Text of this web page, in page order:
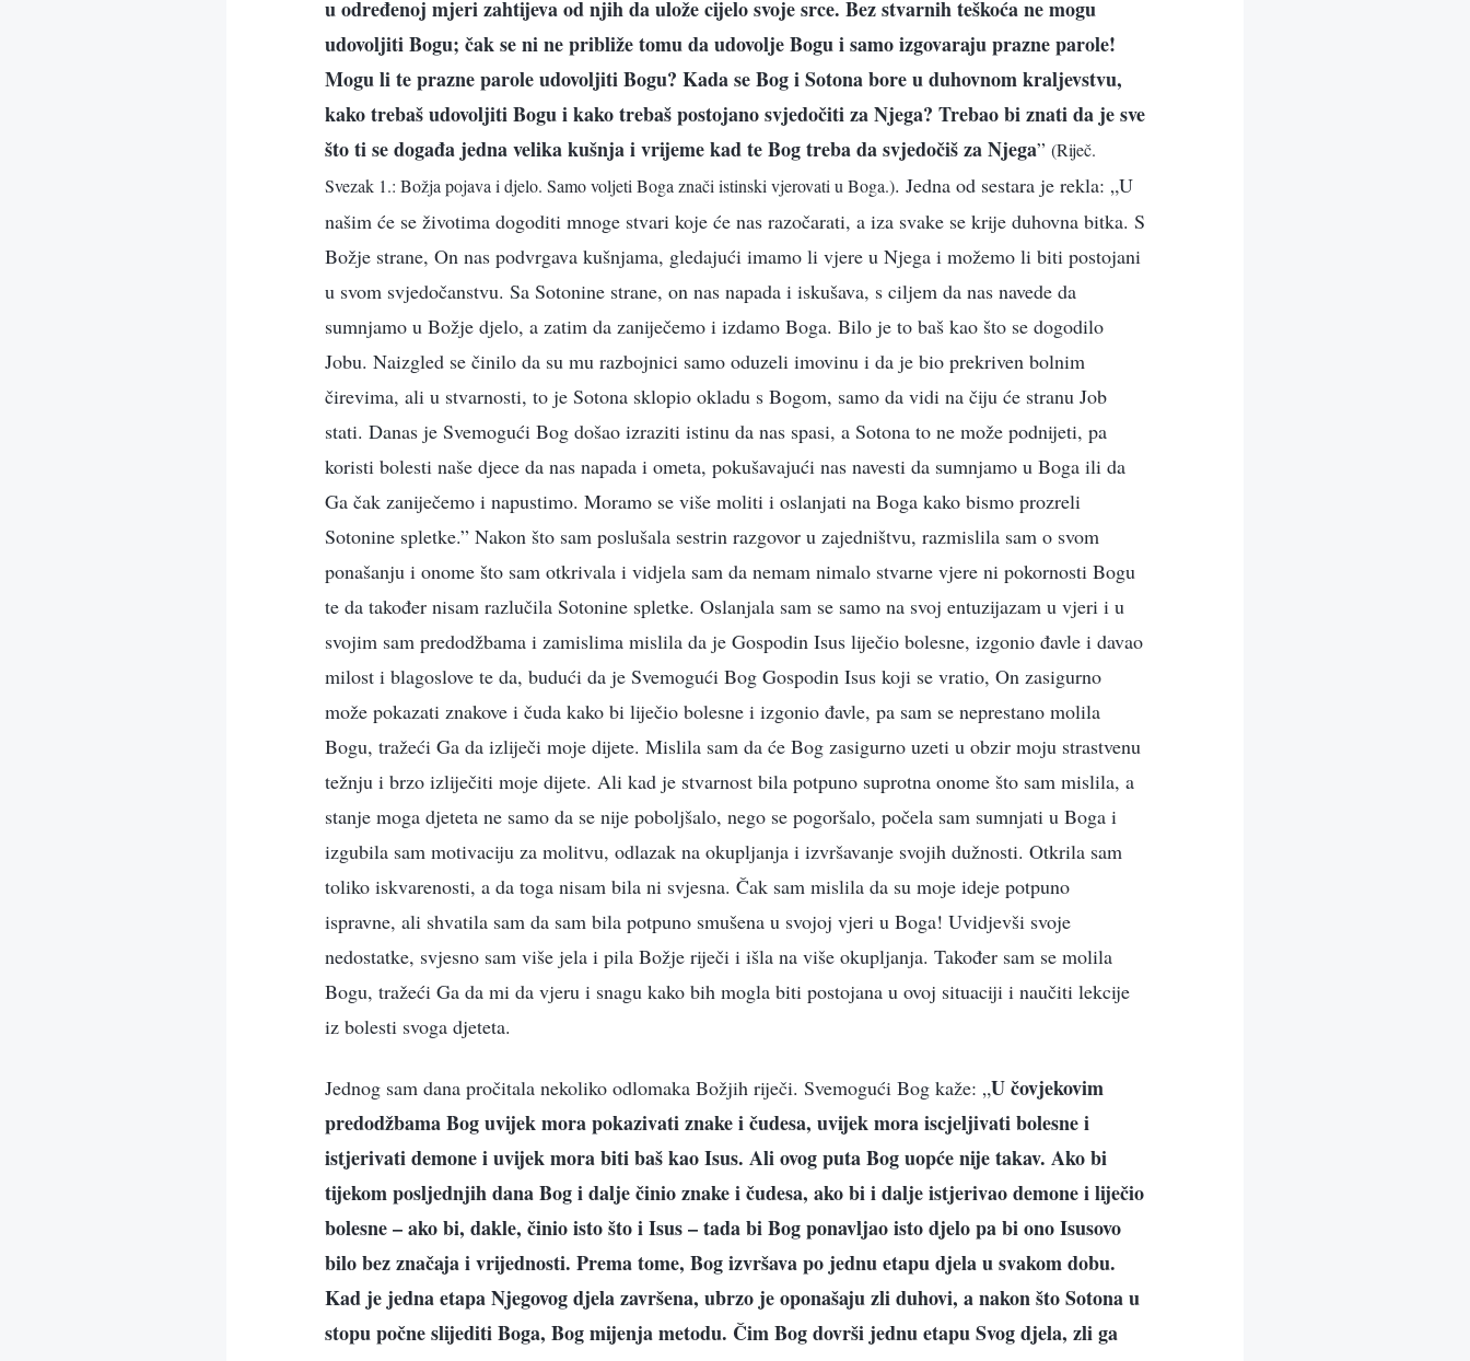
u određenoj mjeri zahtijeva od njih da ulože cijelo svoje srce. Bez stvarnih teškoća ne mogu
udovoljiti Bogu; čak se ni ne približe tomu da udovolje Bogu i samo izgovaraju prazne parole!
Mogu li te prazne parole udovoljiti Bogu? Kada se Bog i Sotona bore u duhovnom kraljevstvu,
kako trebaš udovoljiti Bogu i kako trebaš postojano svjedočiti za Njega? Trebao bi znati da je sve
što ti se događa jedna velika kušnja i vrijeme kad te Bog treba da svjedočiš za Njega” (Riječ.
Svezak 1.: Božja pojava i djelo. Samo voljeti Boga znači istinski vjerovati u Boga.). Jedna od sestara je rekla: „U
našim će se životima dogoditi mnoge stvari koje će nas razočarati, a iza svake se krije duhovna bitka. S
Božje strane, On nas podvrgava kušnjama, gledajući imamo li vjere u Njega i možemo li biti postojani
u svom svjedočanstvu. Sa Sotonine strane, on nas napada i iskušava, s ciljem da nas navede da
sumnjamo u Božje djelo, a zatim da zaniječemo i izdamo Boga. Bilo je to baš kao što se dogodilo
Jobu. Naizgled se činilo da su mu razbojnici samo oduzeli imovinu i da je bio prekriven bolnim
čirevima, ali u stvarnosti, to je Sotona sklopio okladu s Bogom, samo da vidi na čiju će stranu Job
stati. Danas je Svemogući Bog došao izraziti istinu da nas spasi, a Sotona to ne može podnijeti, pa
koristi bolesti naše djece da nas napada i ometa, pokušavajući nas navesti da sumnjamo u Boga ili da
Ga čak zaniječemo i napustimo. Moramo se više moliti i oslanjati na Boga kako bismo prozreli
Sotonine spletke.” Nakon što sam poslušala sestrin razgovor u zajedništvu, razmislila sam o svom
ponašanju i onome što sam otkrivala i vidjela sam da nemam nimalo stvarne vjere ni pokornosti Bogu
te da također nisam razlučila Sotonine spletke. Oslanjala sam se samo na svoj entuzijazam u vjeri i u
svojim sam predodžbama i zamislima mislila da je Gospodin Isus liječio bolesne, izgonio đavle i davao
milost i blagoslove te da, budući da je Svemogući Bog Gospodin Isus koji se vratio, On zasigurno
može pokazati znakove i čuda kako bi liječio bolesne i izgonio đavle, pa sam se neprestano molila
Bogu, tražeći Ga da izliječi moje dijete. Mislila sam da će Bog zasigurno uzeti u obzir moju strastvenu
težnju i brzo izliječiti moje dijete. Ali kad je stvarnost bila potpuno suprotna onome što sam mislila, a
stanje moga djeteta ne samo da se nije poboljšalo, nego se pogoršalo, počela sam sumnjati u Boga i
izgubila sam motivaciju za molitvu, odlazak na okupljanja i izvršavanje svojih dužnosti. Otkrila sam
toliko iskvarenosti, a da toga nisam bila ni svjesna. Čak sam mislila da su moje ideje potpuno
ispravne, ali shvatila sam da sam bila potpuno smušena u svojoj vjeri u Boga! Uvidjevši svoje
nedostatke, svjesno sam više jela i pila Božje riječi i išla na više okupljanja. Također sam se molila
Bogu, tražeći Ga da mi da vjeru i snagu kako bih mogla biti postojana u ovoj situaciji i naučiti lekcije
iz bolesti svoga djeteta.
Jednog sam dana pročitala nekoliko odlomaka Božjih riječi. Svemogući Bog kaže: „U čovjekovim
predodžbama Bog uvijek mora pokazivati znake i čudesa, uvijek mora iscjeljivati bolesne i
istjerivati demone i uvijek mora biti baš kao Isus. Ali ovog puta Bog uopće nije takav. Ako bi
tijekom posljednjih dana Bog i dalje činio znake i čudesa, ako bi i dalje istjerivao demone i liječio
bolesne – ako bi, dakle, činio isto što i Isus – tada bi Bog ponavljao isto djelo pa bi ono Isusovo
bilo bez značaja i vrijednosti. Prema tome, Bog izvršava po jednu etapu djela u svakom dobu.
Kad je jedna etapa Njegovog djela završena, ubrzo je oponašaju zli duhovi, a nakon što Sotona u
stopu počne slijediti Boga, Bog mijenja metodu. Čim Bog dovrši jednu etapu Svog djela, zli ga